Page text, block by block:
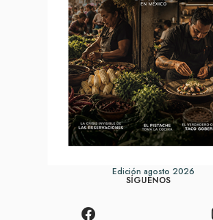
Edición agosto 2026
SÍGUENOS